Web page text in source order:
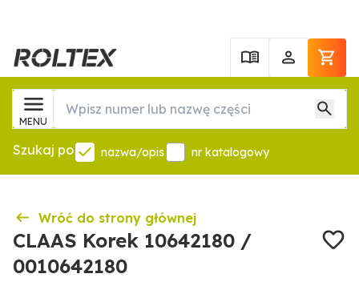
MENU
Szukaj po nazwa/opis nr katalogowy
Wróć do strony głównej
CLAAS Korek 10642180 /
0010642180